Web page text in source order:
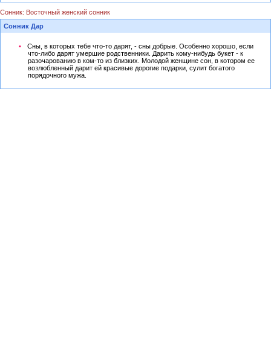
Сонник: Восточный женский сонник
Сонник Дар
Сны, в которых тебе что-то дарят, - сны добрые. Особенно хорошо, если
что-либо дарят умершие родственники. Дарить кому-нибудь букет - к
разочарованию в ком-то из близких. Молодой женщине сон, в котором ее
возлюбленный дарит ей красивые дорогие подарки, сулит богатого
порядочного мужа.